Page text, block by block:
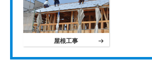
屋根工事